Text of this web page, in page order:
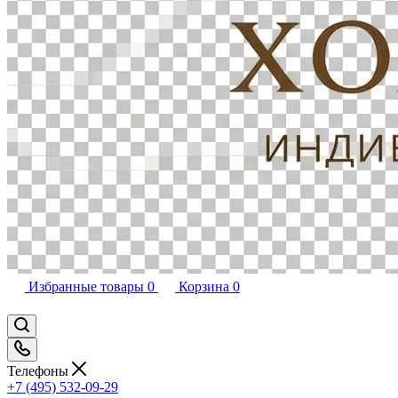
Избранные товары 0 Корзина 0
Телефоны
+7 (495) 532-09-29